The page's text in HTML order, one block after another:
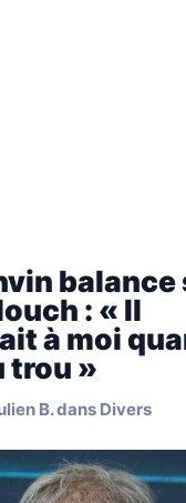
balance
: « Il
à moi
trou »
B.dans Divers